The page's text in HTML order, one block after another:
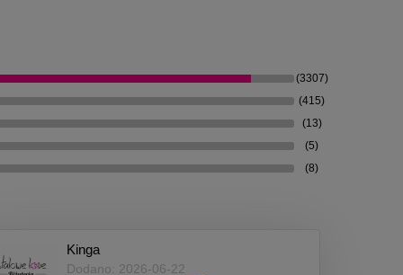
(3307)
(415)
(13)
(5)
(8)
Kinga
Dodano: 2026-06-22